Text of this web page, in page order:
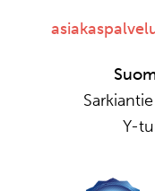
Y-